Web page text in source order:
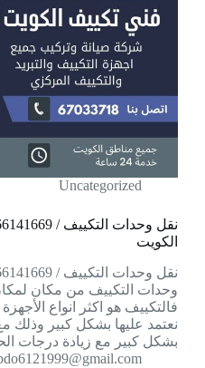
Uncategorized
الكويت
وحدات التكييف من مكان
فالتكييف هو اكثر انواع الأجهزة
نعتمد عليها بشكل كبير
بشكل كبير مع زيادة درجات